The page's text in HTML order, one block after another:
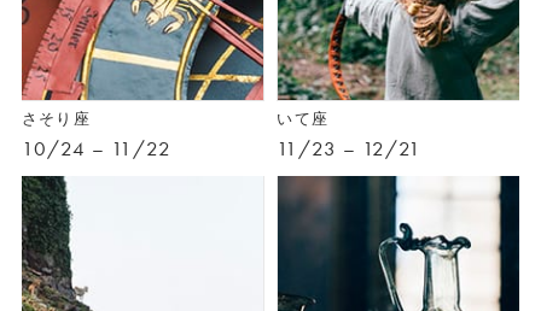
さそり座
10/24 – 11/22
いて座
11/23 – 12/21